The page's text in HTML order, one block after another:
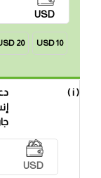
USD
10 USD
20 USD
( i )
USD